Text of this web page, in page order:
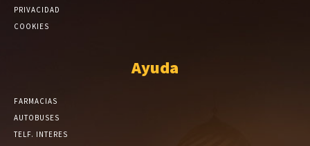
PRIVACIDAD
COOKIES
Ayuda
FARMACIAS
AUTOBUSES
TELF. INTERES